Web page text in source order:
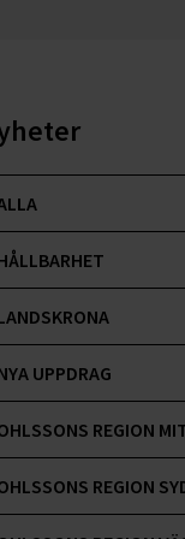
UPPDRAG
REGION
REGION